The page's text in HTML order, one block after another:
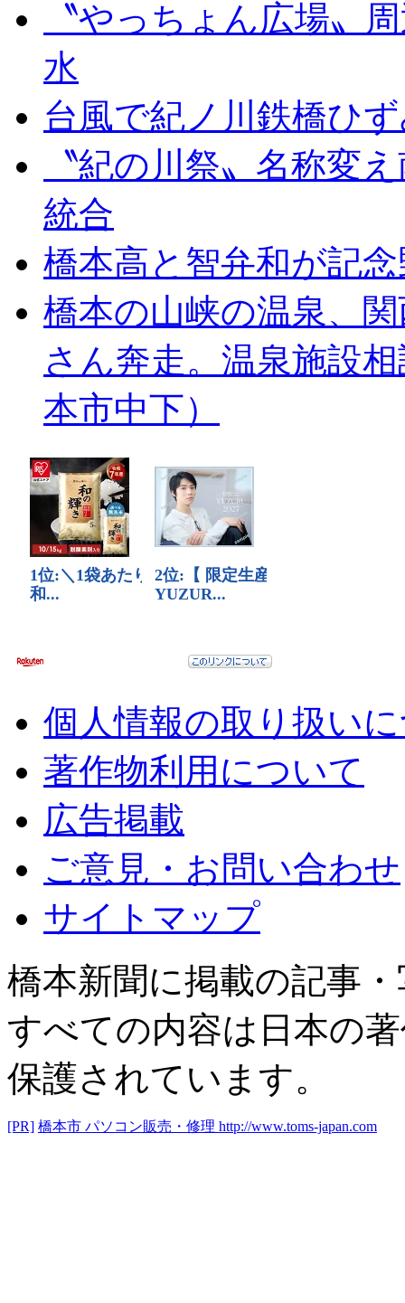
〝やっちょん広場〟
水
台風で紀ノ川鉄橋ひ
〝紀の川祭〟名称変
統合
橋本高と智弁和が記
橋本の山峡の温泉、
さん奔走。温泉施設
本市中下）
個人情報の取り扱い
著作物利用について
広告掲載
ご意見・お問い合わせ
サイトマップ
橋本新聞に掲載の記事
すべての内容は日本の
保護されています。
[PR] 橋本市 パソコン販売・修理 http://www.toms-japan.com